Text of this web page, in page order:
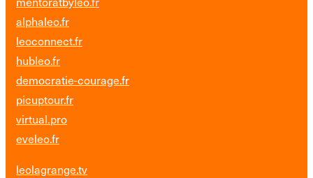
alphaleo.fr
leoconnect.fr
hubleo.fr
democratie-courage.fr
picuptour.fr
virtual.pro
eveleo.fr
leolagrange.tv